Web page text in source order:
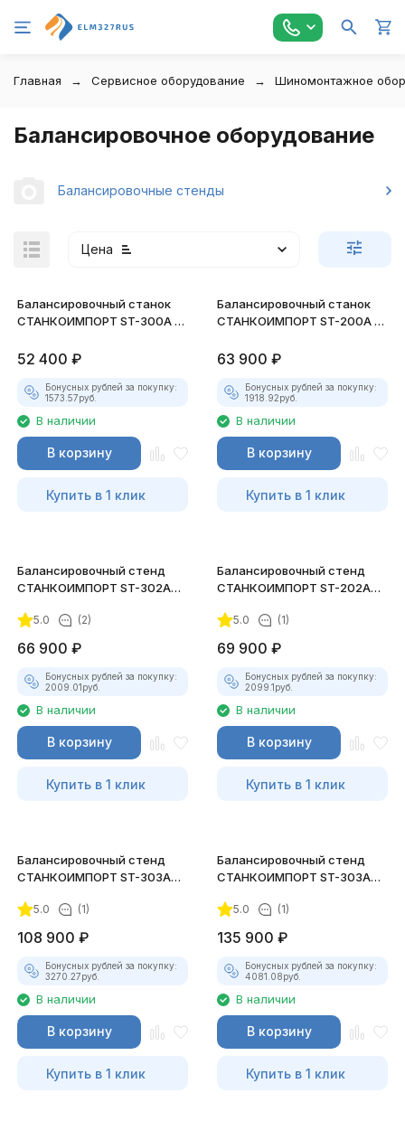
Главная Сервисное оборудование Шиномонтажное
Балансировочное оборудование
Балансировочные стенды
Цена
покупателей
Балансировочный станок
СТАНКОИМПОРТ ST-300A с
52 400 ₽
Бонусных рублей за покупку:
1573.57руб.
В наличии
В корзину
Купить в 1 клик
Балансировочный станок
СТАНКОИМПОРТ ST-200A с
63 900 ₽
Бонусных рублей за покупку:
1918.92руб.
В наличии
В корзину
Купить в 1 клик
Балансировочный стенд
СТАНКОИМПОРТ ST-302A
5.0 (2)
66 900 ₽
Бонусных рублей за покупку:
2009.01руб.
В наличии
В корзину
Купить в 1 клик
Балансировочный стенд
СТАНКОИМПОРТ ST-202A
5.0 (1)
69 900 ₽
Бонусных рублей за покупку:
2099.1руб.
В наличии
В корзину
Купить в 1 клик
Балансировочный стенд
СТАНКОИМПОРТ ST-303A
5.0 (1)
108 900 ₽
Бонусных рублей за покупку:
3270.27руб.
В наличии
В корзину
Купить в 1 клик
Балансировочный стенд
СТАНКОИМПОРТ ST-303A
5.0 (1)
135 900 ₽
Бонусных рублей за покупку:
4081.08руб.
В наличии
В корзину
Купить в 1 клик